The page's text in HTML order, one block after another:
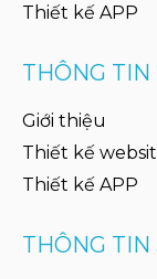
Thiết kế APP
THÔNG TIN
Giới thiệu
Thiết kế
Thiết kế APP
THÔNG TIN